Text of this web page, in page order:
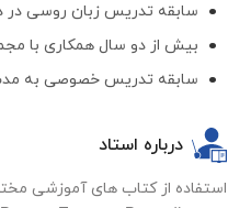
سابقه تدریس زبان روسی در
بیش از دو سال همکاری با
سابقه تدریس خصوصی به مدت 6
درباره استاد